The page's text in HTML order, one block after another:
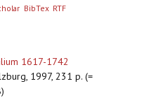
BibTex RTF
1617-1742
1997, 231 p. (=